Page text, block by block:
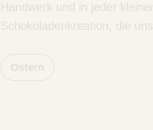
Handwerk und in jeder
Schokoladenkreation, die
Ostern